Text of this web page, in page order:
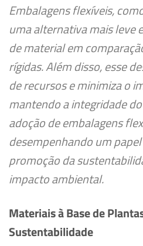
Embalagens flexíveis,
uma alternativa mais leve
de material em
rígidas. Além disso, esse
de recursos e minimiza o
mantendo a integridade
adoção de embalagens
desempenhando um
promoção da
impacto ambiental.
Materiais à Base de
Sustentabilidade